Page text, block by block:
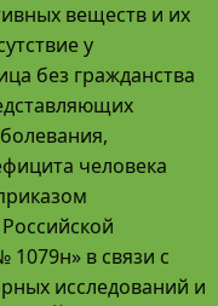
веществ и их
у
без гражданства
человека
в связи с
исследований и